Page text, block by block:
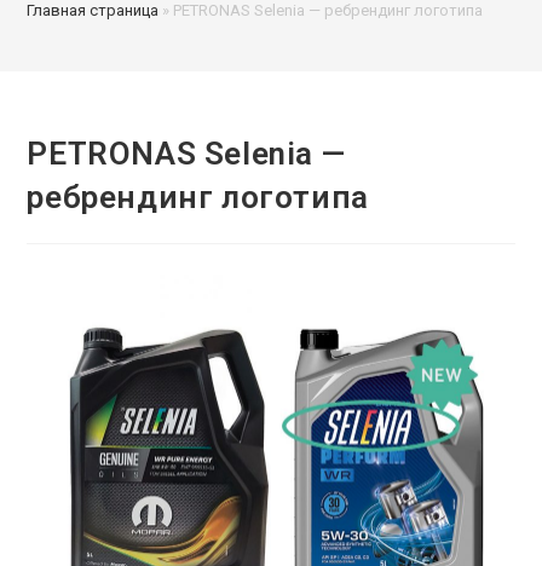
Главная страница » PETRONAS Selenia — ребрендинг логотипа
PETRONAS Selenia —
ребрендинг логотипа